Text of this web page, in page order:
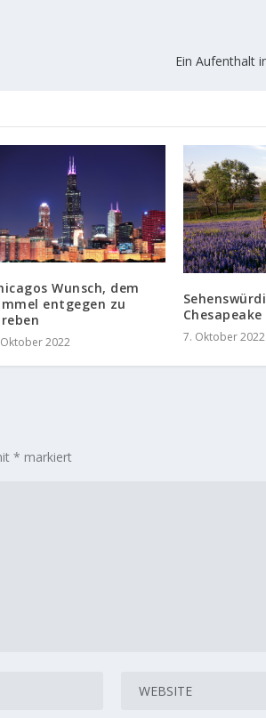
Ein Aufenthalt
Wunsch, dem
entgegen zu
2022
Chesapeake
7. Oktober 2022
* markiert